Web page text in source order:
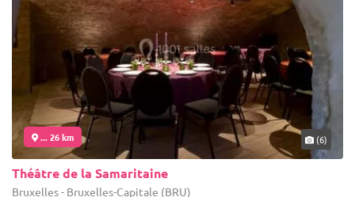
... 26 km (6)
Théâtre de la Samaritaine
Bruxelles - Bruxelles-Capitale (BRU)